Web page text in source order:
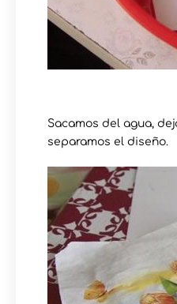
Sacamos del agua,
separamos el diseño.